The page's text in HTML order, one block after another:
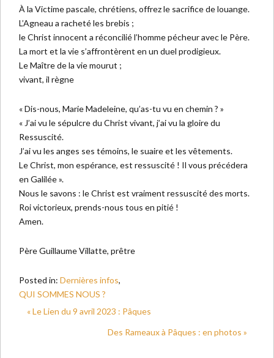
À la Victime pascale, chrétiens, offrez le sacrifice de louange.
L’Agneau a racheté les brebis ;
le Christ innocent a réconcilié l’homme pécheur avec le Père.
La mort et la vie s’affrontèrent en un duel prodigieux.
Le Maître de la vie mourut ;
vivant, il règne
« Dis-nous, Marie Madeleine, qu’as-tu vu en chemin ? »
« J’ai vu le sépulcre du Christ vivant, j’ai vu la gloire du
Ressuscité.
J’ai vu les anges ses témoins, le suaire et les vêtements.
Le Christ, mon espérance, est ressuscité ! Il vous précédera
en Galilée ».
Nous le savons : le Christ est vraiment ressuscité des morts.
Roi victorieux, prends-nous tous en pitié !
Amen.
Père Guillaume Villatte, prêtre
Posted in: Dernières infos,
QUI SOMMES NOUS ?
« Le Lien du 9 avril 2023 : Pâques
Des Rameaux à Pâques : en photos »